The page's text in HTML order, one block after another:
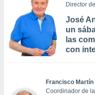
Director
José
un
las
con
Francisco Martín
Coordinador de